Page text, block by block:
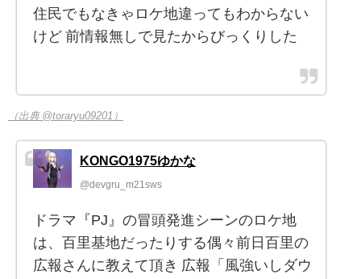
住民でもなきゃロケ地違ってもわからない
けど 前情報無しで見たからびっくりした
（出典 @toraryu09201）
KONGO1975ゆかな
@devgru_m21sws
ドラマ『PJ』の冒頭発進シーンのロケ地
は、百里基地だったりする偶々前日百里の
広報さんに教えて頂き 広報「風強いしダウ